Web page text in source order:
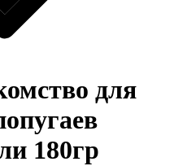
для
180гр